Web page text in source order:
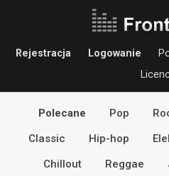
Rejestracja Logowanie
Polecane Pop
Classic
Hip-hop
Chillout
Reggae